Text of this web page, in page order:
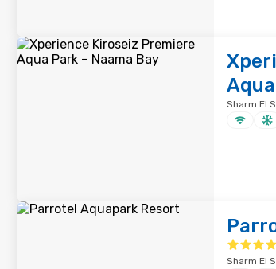
Sharm El
Sharm El